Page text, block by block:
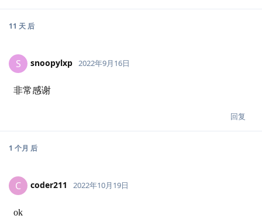
11 天 后
S snoopylxp 2022年9月16日
非常感谢
回复
1 个月 后
C coder211 2022年10月19日
ok